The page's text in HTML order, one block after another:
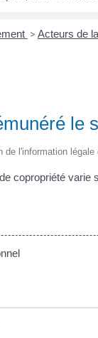
> Acteurs de
le
de l'information
copropriété varie